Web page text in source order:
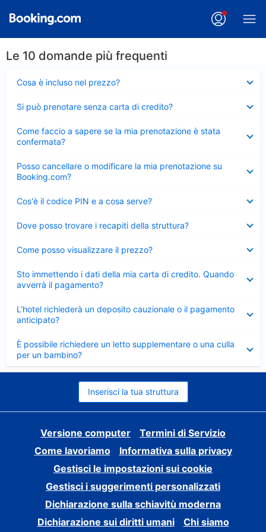
Le 10 domande più frequenti
Cosa è incluso nel prezzo?
chiuso
Si può prenotare senza carta di credito?
chiuso
Come faccio a sapere se la mia prenotazione è stata
confermata?
chiuso
Posso cancellare o modificare la mia prenotazione su
Booking.com?
chiuso
Cos'è il codice PIN e a cosa serve?
chiuso
Dove posso trovare i recapiti della struttura?
chiuso
Come posso visualizzare il prezzo?
chiuso
Sto immettendo i dati della mia carta di credito. Quando
avverrà il pagamento?
chiuso
L’hotel richiederà un deposito cauzionale o il pagamento
anticipato?
chiuso
È possibile richiedere un letto supplementare o una culla
per un bambino?
Elemento
chiuso
Inserisci la tua struttura
Versione computer
Termini di Servizio
Come lavoriamo
Informativa sulla privacy
Gestisci le impostazioni sui cookie
Gestisci i suggerimenti personalizzati
Dichiarazione sulla schiavitù moderna
Dichiarazione sui diritti umani
Chi siamo